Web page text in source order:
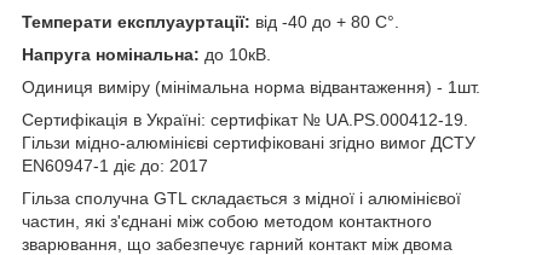
Температи експлуауртації: від -40 до + 80 С°.
Напруга номінальна: до 10кВ.
Одиниця виміру (мінімальна норма відвантаження) - 1шт.
Сертифікація в Україні: сертифікат № UA.PS.000412-19.
Гільзи мідно-алюмінієві сертифіковані згідно вимог ДСТУ
EN60947-1 діє до: 2017
Гільза сполучна GTL складається з мідної і алюмінієвої
частин, які з'єднані між собою методом контактного
зварювання, що забезпечує гарний контакт між двома